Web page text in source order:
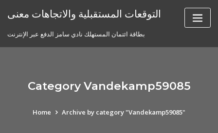
التوقعات المستقبلية والاتجاهات معنى
بطاقة ائتمان المستهلك نادي سامز الدفع عبر الإنترنت
Category Vandekamp59085
Home Archive by category "Vandekamp59085"